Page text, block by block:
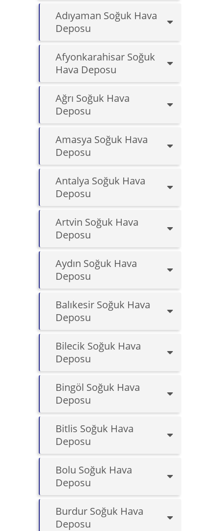
Adıyaman Soğuk Hava
Deposu
Afyonkarahisar Soğuk
Hava Deposu
Ağrı Soğuk Hava
Deposu
Amasya Soğuk Hava
Deposu
Antalya Soğuk Hava
Deposu
Artvin Soğuk Hava
Deposu
Aydın Soğuk Hava
Deposu
Balıkesir Soğuk Hava
Deposu
Bilecik Soğuk Hava
Deposu
Bingöl Soğuk Hava
Deposu
Bitlis Soğuk Hava
Deposu
Bolu Soğuk Hava
Deposu
Burdur Soğuk Hava
Deposu